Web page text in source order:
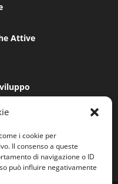
i cookie per
Il consenso a queste
di navigazione o ID
può influire negativamente
Attive
lavoro